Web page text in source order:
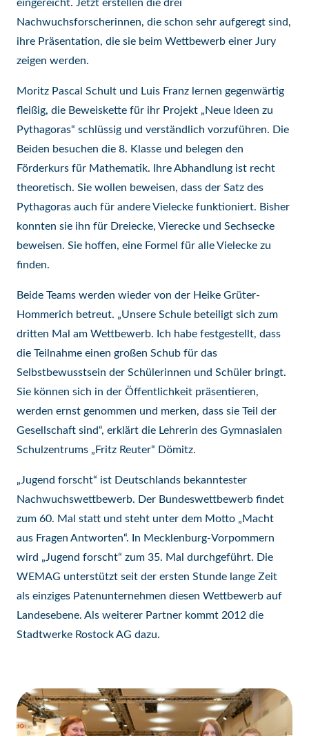
eingereicht. Jetzt erstellen die drei
Nachwuchsforscherinnen, die schon sehr aufgeregt sind,
ihre Präsentation, die sie beim Wettbewerb einer Jury
zeigen werden.
Moritz Pascal Schult und Luis Franz lernen gegenwärtig
fleißig, die Beweiskette für ihr Projekt „Neue Ideen zu
Pythagoras“ schlüssig und verständlich vorzuführen. Die
Beiden besuchen die 8. Klasse und belegen den
Förderkurs für Mathematik. Ihre Abhandlung ist recht
theoretisch. Sie wollen beweisen, dass der Satz des
Pythagoras auch für andere Vielecke funktioniert. Bisher
konnten sie ihn für Dreiecke, Vierecke und Sechsecke
beweisen. Sie hoffen, eine Formel für alle Vielecke zu
finden.
Beide Teams werden wieder von der Heike Grüter-
Hommerich betreut. „Unsere Schule beteiligt sich zum
dritten Mal am Wettbewerb. Ich habe festgestellt, dass
die Teilnahme einen großen Schub für das
Selbstbewusstsein der Schülerinnen und Schüler bringt.
Sie können sich in der Öffentlichkeit präsentieren,
werden ernst genommen und merken, dass sie Teil der
Gesellschaft sind“, erklärt die Lehrerin des Gymnasialen
Schulzentrums „Fritz Reuter“ Dömitz.
„Jugend forscht“ ist Deutschlands bekanntester
Nachwuchswettbewerb. Der Bundeswettbewerb findet
zum 60. Mal statt und steht unter dem Motto „Macht
aus Fragen Antworten“. In Mecklenburg-Vorpommern
wird „Jugend forscht“ zum 35. Mal durchgeführt. Die
WEMAG unterstützt seit der ersten Stunde lange Zeit
als einziges Patenunternehmen diesen Wettbewerb auf
Landesebene. Als weiterer Partner kommt 2012 die
Stadtwerke Rostock AG dazu.